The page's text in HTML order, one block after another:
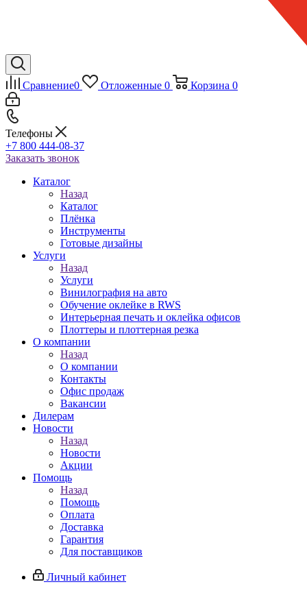
Сравнение0 Отложенные 0 Корзина 0
Телефоны
+7 800 444-08-37
Заказать звонок
Каталог
Назад
Каталог
Плёнка
Инструменты
Готовые дизайны
Услуги
Назад
Услуги
Винилография на авто
Обучение оклейке в RWS
Интерьерная печать и оклейка офисов
Плоттеры и плоттерная резка
О компании
Назад
О компании
Контакты
Офис продаж
Вакансии
Дилерам
Новости
Назад
Новости
Акции
Помощь
Назад
Помощь
Оплата
Доставка
Гарантия
Для поставщиков
Личный кабинет